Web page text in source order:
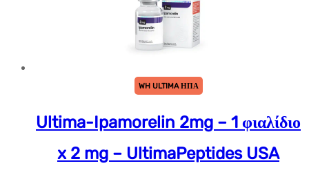
WH ULTIMA ΗΠΑ
Ultima-Ipamorelin 2mg – 1 φιαλίδιο
x 2 mg – UltimaPeptides USA